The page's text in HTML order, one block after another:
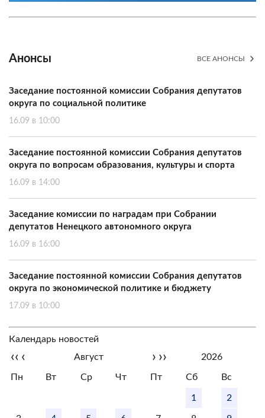
Анонсы ВСЕ АНОНСЫ
Заседание постоянной комиссии Собрания депутатов
округа по социальной политике
16.09 в 10:00
Заседание постоянной комиссии Собрания депутатов
округа по вопросам образования, культуры и спорта
16.09 в 14:00
Заседание комиссии по наградам при Собрании
депутатов Ненецкого автономного округа
16.09 в 16:00
Заседание постоянной комиссии Собрания депутатов
округа по экономической политике и бюджету
17.09 в 10:00
Календарь новостей
‹‹ ‹ Август › ›› 2026
Пн Вт Ср Чт Пт Сб Вс
1 2